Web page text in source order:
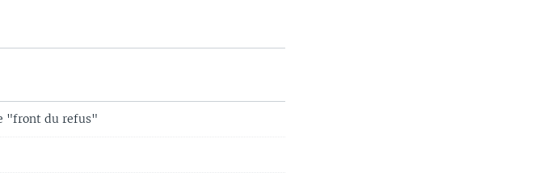
"front du refus"